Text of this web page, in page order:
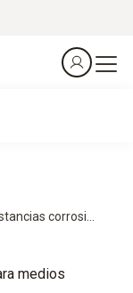
corrosi...
medios